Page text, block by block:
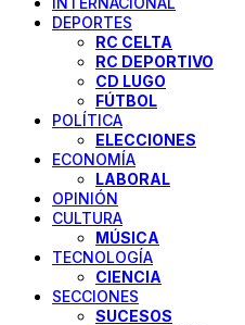
DEPORTES
RC CELTA
RC DEPORTIVO
CD LUGO
FÚTBOL
POLÍTICA
ELECCIONES
ECONOMÍA
LABORAL
OPINIÓN
CULTURA
MÚSICA
TECNOLOGÍA
CIENCIA
SECCIONES
SUCESOS